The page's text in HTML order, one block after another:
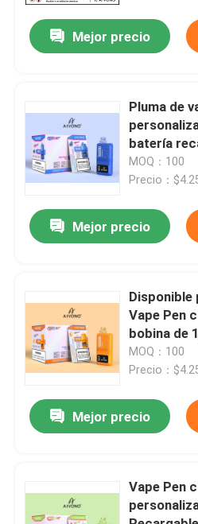
Productos
Vídeos
Sobre nosotros
Control de calidad
Éntrenos en contacto con
Noticias
Dispositivo disponible de
Mejor precio
Pluma de
batería
MOQ：100
Precio：
Mejor precio
Disponible
Vape Pen
bobina de
MOQ：100
Precio：
Mejor precio
Vape Pen